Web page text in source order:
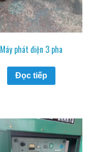
Máy phát điện 3 pha
Đọc tiếp